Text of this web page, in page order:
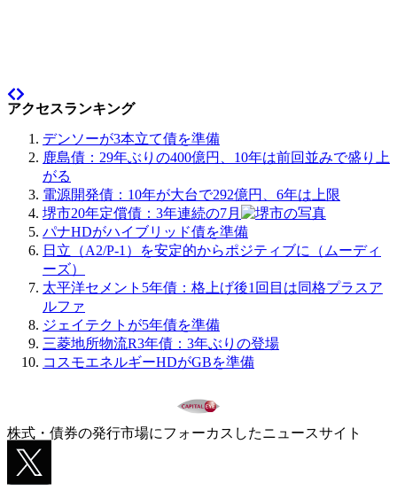
アクセスランキング
デンソーが3本立て債を準備
鹿島債：29年ぶりの400億円、10年は前回並みで盛り上
がる
電源開発債：10年が大台で292億円、6年は上限
堺市20年定償債：3年連続の7月
パナHDがハイブリッド債を準備
日立（A2/P-1）を安定的からポジティブに（ムーディ
ーズ）
太平洋セメント5年債：格上げ後1回目は同格プラスア
ルファ
ジェイテクトが5年債を準備
三菱地所物流R3年債：3年ぶりの登場
コスモエネルギーHDがGBを準備
株式・債券の発行市場にフォーカスしたニュースサイト